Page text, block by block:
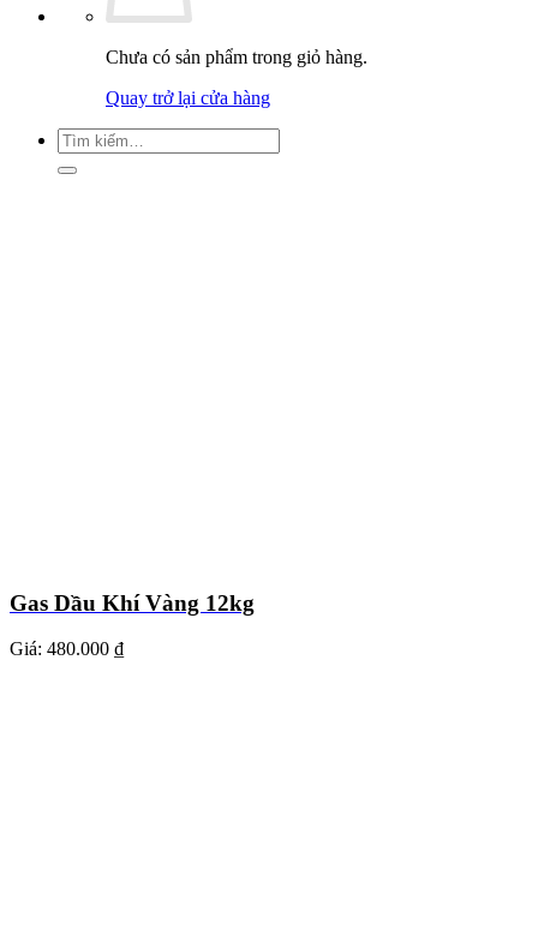
Chưa có sản phẩm trong giỏ hàng.
Quay trở lại cửa hàng
Tìm
kiếm:
Gas Dầu Khí Vàng 12kg
Giá: 480.000 ₫